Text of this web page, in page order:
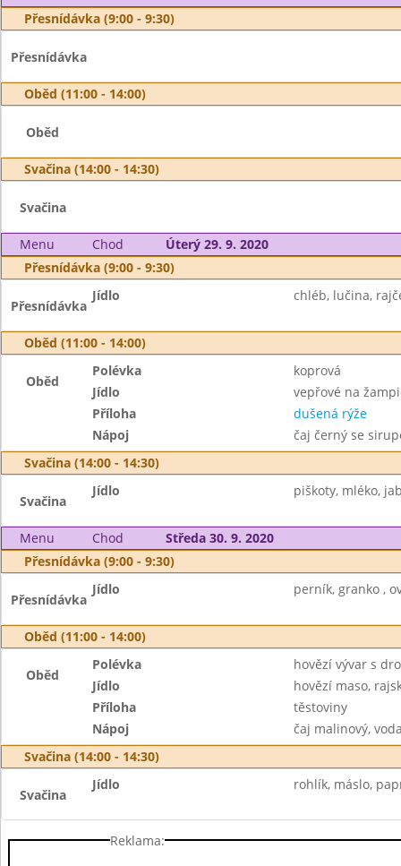
Přesnídávka (9:00 - 9:30)
Přesnídávka
Oběd (11:00 - 14:00)
Oběd
Svačina (14:00 - 14:30)
Svačina
Menu Chod
Úterý 29. 9. 2020
Přesnídávka (9:00 - 9:30)
Přesnídávka
Jídlo chléb, lučina,
Oběd (11:00 - 14:00)
Oběd
Polévka
koprová
Jídlo
vepřové na
Příloha
dušená rýže
Nápoj
čaj černý se
Svačina (14:00 - 14:30)
Svačina
Jídlo piškoty, mléko,
Menu Chod
Středa 30. 9. 2020
Přesnídávka (9:00 - 9:30)
Přesnídávka
Jídlo perník, granko ,
Oběd (11:00 - 14:00)
Oběd
Polévka
hovězí vývar s
Jídlo
hovězí maso,
Příloha
těstoviny
Nápoj
čaj malinový,
Svačina (14:00 - 14:30)
Svačina
Jídlo rohlík, máslo,
Reklama: